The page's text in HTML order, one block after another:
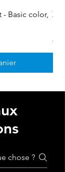
- Basic color,